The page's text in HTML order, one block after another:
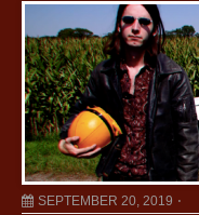
SEPTEMBER 20, 2019